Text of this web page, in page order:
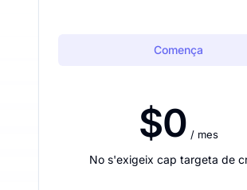
Comença
$0 / mes
No s'exigeix cap targeta de